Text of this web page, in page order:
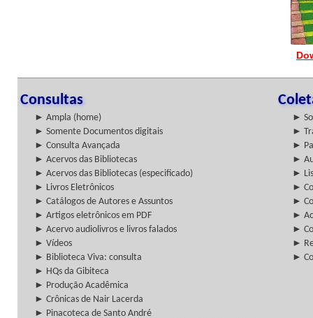
Consultas
► Ampla (home)
►
► Somente Documentos digitais
►
► Consulta Avançada
►
► Acervos das Bibliotecas
►
► Acervos das Bibliotecas (especificado)
►
► Livros Eletrônicos
►
► Catálogos de Autores e Assuntos
►
► Artigos eletrônicos em PDF
►
► Acervo audiolivros e livros falados
►
► Vídeos
►
► Biblioteca Viva: consulta
►
► HQs da Gibiteca
► Produção Acadêmica
► Crônicas de Nair Lacerda
► Pinacoteca de Santo André